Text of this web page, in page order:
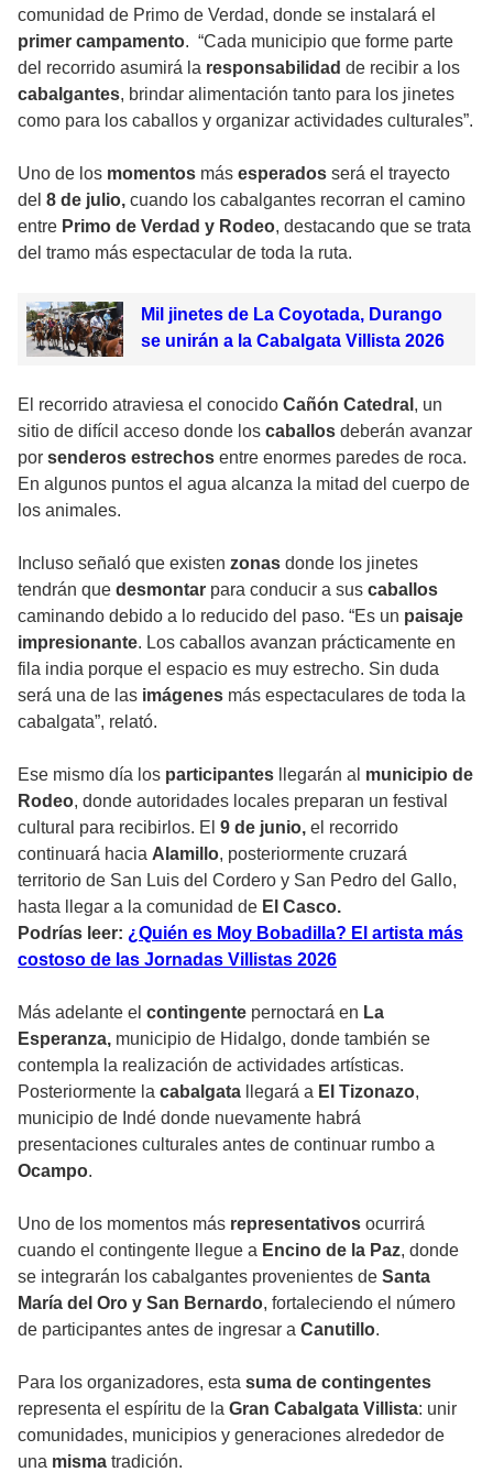
comunidad de Primo de Verdad, donde se instalará el
primer campamento. “Cada municipio que forme parte
del recorrido asumirá la responsabilidad de recibir a los
cabalgantes, brindar alimentación tanto para los jinetes
como para los caballos y organizar actividades culturales”.
Uno de los momentos más esperados será el trayecto
del 8 de julio, cuando los cabalgantes recorran el camino
entre Primo de Verdad y Rodeo, destacando que se trata
del tramo más espectacular de toda la ruta.
Mil jinetes de La Coyotada, Durango
se unirán a la Cabalgata Villista 2026
El recorrido atraviesa el conocido Cañón Catedral , un
sitio de difícil acceso donde los caballos deberán avanzar
por senderos estrechos entre enormes paredes de roca.
En algunos puntos el agua alcanza la mitad del cuerpo de
los animales.
Incluso señaló que existen zonas donde los jinetes
tendrán que desmontar para conducir a sus caballos
caminando debido a lo reducido del paso. “Es un paisaje
impresionante. Los caballos avanzan prácticamente en
fila india porque el espacio es muy estrecho. Sin duda
será una de las imágenes más espectaculares de toda la
cabalgata”, relató.
Ese mismo día los participantes llegarán al municipio de
Rodeo, donde autoridades locales preparan un festival
cultural para recibirlos. El 9 de junio, el recorrido
continuará hacia Alamillo, posteriormente cruzará
territorio de San Luis del Cordero y San Pedro del Gallo,
hasta llegar a la comunidad de El Casco.
Podrías leer: ¿Quién es Moy Bobadilla? El artista más
costoso de las Jornadas Villistas 2026
Más adelante el contingente pernoctará en La
Esperanza, municipio de Hidalgo, donde también se
contempla la realización de actividades artísticas.
Posteriormente la cabalgata llegará a El Tizonazo,
municipio de Indé donde nuevamente habrá
presentaciones culturales antes de continuar rumbo a
Ocampo.
Uno de los momentos más representativos ocurrirá
cuando el contingente llegue a Encino de la Paz, donde
se integrarán los cabalgantes provenientes de Santa
María del Oro y San Bernardo, fortaleciendo el número
de participantes antes de ingresar a Canutillo.
Para los organizadores, esta suma de contingentes
representa el espíritu de la Gran Cabalgata Villista: unir
comunidades, municipios y generaciones alrededor de
una misma tradición.